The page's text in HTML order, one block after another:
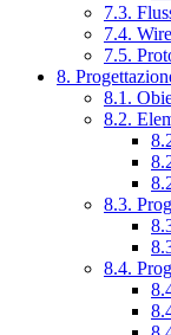
7.3.
7.4.
7.5.
8.
8.1.
8.2.
8.3.
8.4.